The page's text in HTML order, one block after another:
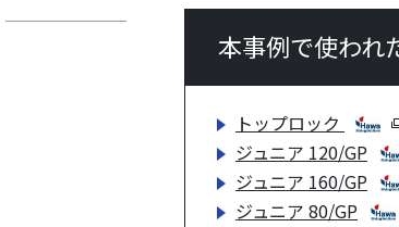
本事例で使われ
トップロック
ジュニア 120/GP
ジュニア 160/GP
ジュニア 80/GP